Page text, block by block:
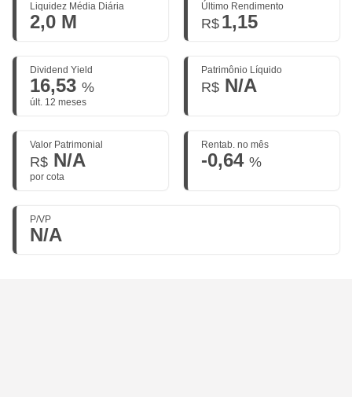
Liquidez Média Diária
2,0 M
Último Rendimento
R$ 1,15
Dividend Yield
16,53 %
últ. 12 meses
Patrimônio Líquido
R$ N/A
Valor Patrimonial
R$ N/A
por cota
Rentab. no mês
-0,64 %
P/VP
N/A